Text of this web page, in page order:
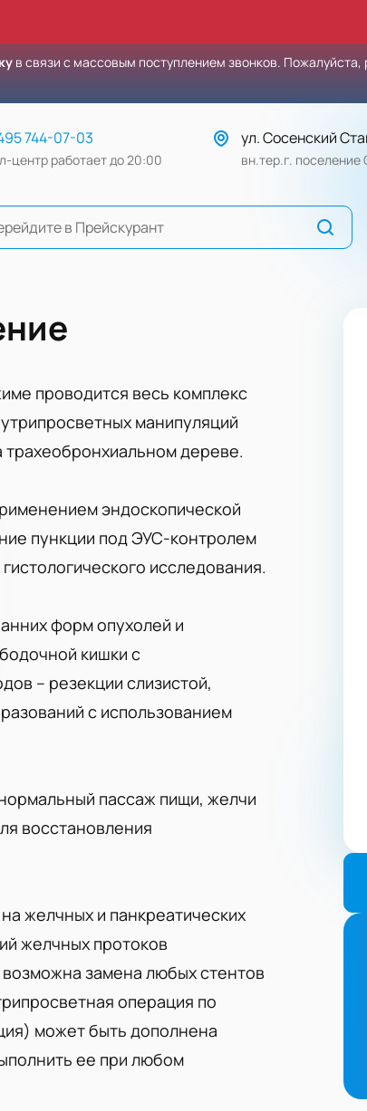
в связи с массовым поступлением звонков.
744-07-03
центр работает до 20:00
ул. Сосенский
вн.тер.г.
проводится весь комплекс
манипуляций
трахеобронхиальном дереве.
эндоскопической
пункции под ЭУС-контролем
исследования.
форм опухолей и
кишки с
– резекции слизистой,
с использованием
пассаж пищи, желчи
восстановления
желчных и панкреатических
желчных протоков
замена любых стентов
операция по
может быть дополнена
ее при любом